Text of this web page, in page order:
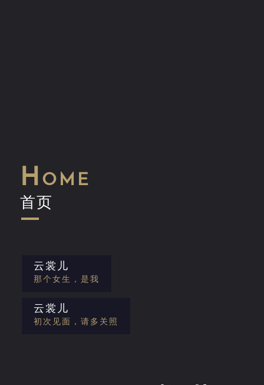
Home
首页
云裳儿
那个女生，是我
云裳儿
初次见面，请多关照